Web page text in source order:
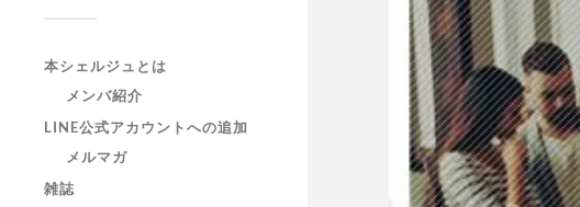
本シェルジュとは
メンバ紹介
LINE公式アカウントへの追加
メルマガ
雑誌